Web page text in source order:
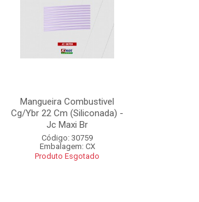
Mangueira Combustivel
Cg/Ybr 22 Cm (Siliconada) -
Jc Maxi Br
Código: 30759
Embalagem: CX
Produto Esgotado